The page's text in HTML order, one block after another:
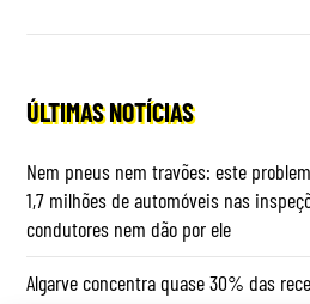
ÚLTIMAS NOTÍCIAS
Nem pneus nem travões: este
1,7 milhões de automóveis nas
condutores nem dão por ele
Algarve concentra quase 30% das